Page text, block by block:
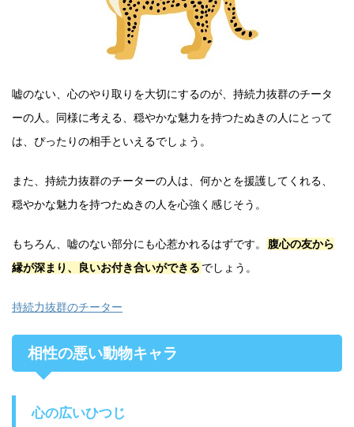
嘘のない、心のやり取りを大切にするのが、持続力抜群のチータ
ーの人。同様に考える、穏やかな魅力を持つたぬきの人にとって
は、ぴったりの相手といえるでしょう。
また、持続力抜群のチーターの人は、何かとを援護してくれる、
穏やかな魅力を持つたぬきの人を心強く感じそう。
もちろん、嘘のない部分にも心惹かれるはずです。
腹心の友から
縁が深まり、良いお付き合いができる でしょう。
持続力抜群のチーター
相性の悪い動物キャラ
心の広いひつじ